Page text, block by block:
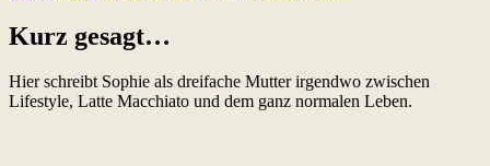
Kurz gesagt…
Hier schreibt Sophie als dreifache Mutter irgendwo zwischen
Lifestyle, Latte Macchiato und dem ganz normalen Leben.